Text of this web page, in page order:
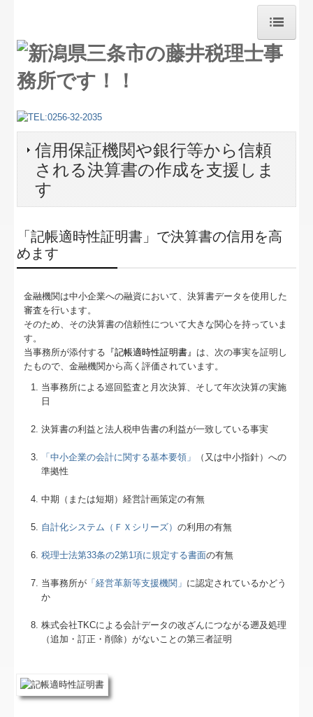
ホーム
求人情報
新着情報
セミナー案内
セミナー開催のご報告
相続対策
NEW!!円滑な事業承継を支援
デジタル化・AI導入補助金
TKCのFinTechサービス
月刊「事務所通信」
月刊「えだまめ通信」
書面添付制度のご紹介
早期経営改善計画の策定支援
グループ通算（有利・不利）判定
補助金・助成金・融資情報
経営者お役立ち情報
信用保証機関や銀行等から信頼
される決算書の作成を支援しま
す
「記帳適時性証明書」で決算書の信用を高
めます
金融機関は中小企業への融資において、決算書データを使用した
審査を行います。
そのため、その決算書の信頼性について大きな関心を持っていま
す。
当事務所が添付する 『記帳適時性証明書』 は、次の事実を証明し
たもので、金融機関から高く評価されています。
当事務所による巡回監査と月次決算、そして年次決算の実施
日
決算書の利益と法人税申告書の利益が一致している事実
「中小企業の会計に関する基本要領」
（又は中小指針）への
準拠性
中期（または短期）経営計画策定の有無
自計化システム（ＦＸシリーズ）の利用の有無
税理士法第33条の2第1項に規定する書面の有無
当事務所が 「経営革新等支援機関」 に認定されているかどう
か
株式会社TKCによる会計データの改ざんにつながる遡及処理
（追加・訂正・削除）がないことの第三者証明